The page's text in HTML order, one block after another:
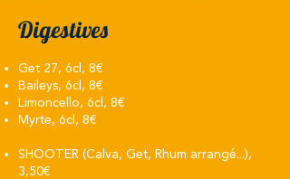
Digestives
Get 27, 6cl, 8€
Baileys, 6cl, 8€
Limoncello, 6cl, 8€
Myrte, 6cl, 8€
SHOOTER (Calva, Get, Rhum arrangé...),
3,50€